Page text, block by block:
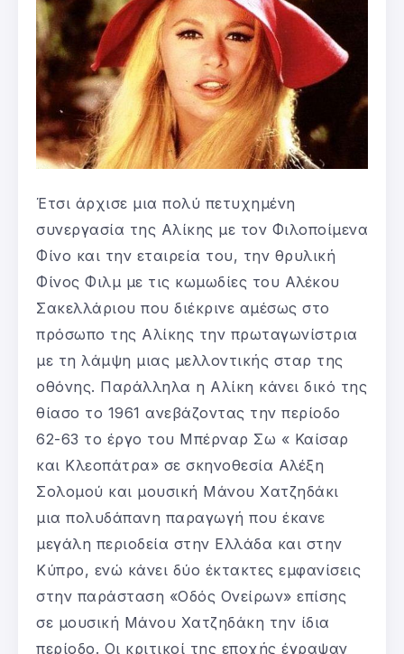
Έτσι άρχισε μια πολύ πετυχημένη
συνεργασία της Αλίκης με τον Φιλοποίμενα
Φίνο και την εταιρεία του, την θρυλική
Φίνος Φιλμ με τις κωμωδίες του Αλέκου
Σακελλάριου που διέκρινε αμέσως στο
πρόσωπο της Αλίκης την πρωταγωνίστρια
με τη λάμψη μιας μελλοντικής σταρ της
οθόνης. Παράλληλα η Αλίκη κάνει δικό της
θίασο το 1961 ανεβάζοντας την περίοδο
62-63 το έργο του Μπέρναρ Σω « Καίσαρ
και Κλεοπάτρα» σε σκηνοθεσία Αλέξη
Σολομού και μουσική Μάνου Χατζηδάκι
μια πολυδάπανη παραγωγή που έκανε
μεγάλη περιοδεία στην Ελλάδα και στην
Κύπρο, ενώ κάνει δύο έκτακτες εμφανίσεις
στην παράσταση «Οδός Ονείρων» επίσης
σε μουσική Μάνου Χατζηδάκη την ίδια
περίοδο. Οι κριτικοί της εποχής έγραψαν